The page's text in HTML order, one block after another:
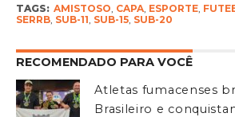
TAGS: AMISTOSO CAPA, ESPORTE,
SERRB, SUB-11 SUB-15, SUB-20
RECOMENDADO PARA VOCÊ
Atletas fumacenses
Brasileiro e